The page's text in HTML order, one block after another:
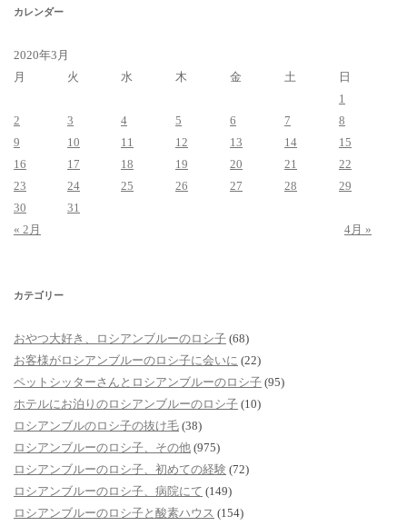
カレンダー
2020年3月
月
火 水 木 金 土
日
1
2
3 4 5 6 7
8
9
10 11 12 13 14
15
16
17 18 19 20 21
22
23
24 25 26 27 28
29
30
31
« 2月
4月 »
カテゴリー
おやつ大好き、ロシアンブルーのロシ子 (68)
お客様がロシアンブルーのロシ子に会いに (22)
ペットシッターさんとロシアンブルーのロシ子 (95)
ホテルにお泊りのロシアンブルーのロシ子 (10)
ロシアンブルのロシ子の抜け毛 (38)
ロシアンブルーのロシ子、その他 (975)
ロシアンブルーのロシ子、初めての経験 (72)
ロシアンブルーのロシ子、病院にて (149)
ロシアンブルーのロシ子と酸素ハウス (154)